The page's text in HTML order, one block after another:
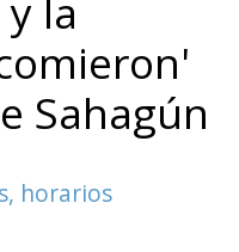
la
Sahagún
horarios